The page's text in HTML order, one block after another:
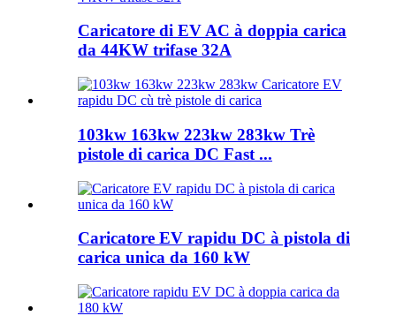
Caricatore di EV AC à doppia carica
da 44KW trifase 32A
103kw 163kw 223kw 283kw Trè
pistole di carica DC Fast ...
Caricatore EV rapidu DC à pistola di
carica unica da 160 kW